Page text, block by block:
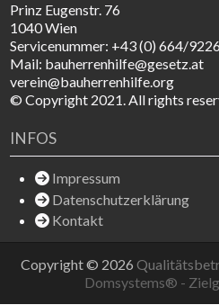
Prinz Eugenstr. 76
1040 Wien
Servicenummer: +43 (0) 664/
Mail: bauherrenhilfe@gesetz.at
verein@bauherrenhilfe.org
© Copyright 2021. All rights
INFOS
Impressum
Datenschutzerklärung
Kontakt
Copyright © 2026
Domsystems® -